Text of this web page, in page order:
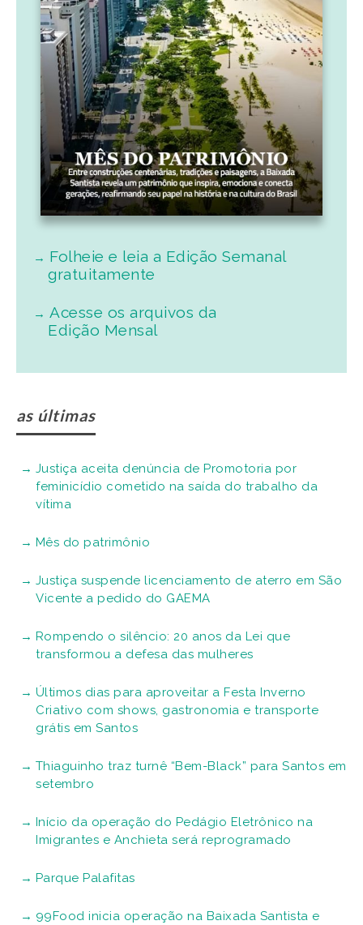
Folheie e leia a Edição Semanal
gratuitamente
Acesse os arquivos da
Edição Mensal
as últimas
Justiça aceita denúncia de Promotoria por
feminicídio cometido na saída do trabalho da
vítima
Mês do patrimônio
Justiça suspende licenciamento de aterro em São
Vicente a pedido do GAEMA
Rompendo o silêncio: 20 anos da Lei que
transformou a defesa das mulheres
Últimos dias para aproveitar a Festa Inverno
Criativo com shows, gastronomia e transporte
grátis em Santos
Thiaguinho traz turnê “Bem-Black” para Santos em
setembro
Início da operação do Pedágio Eletrônico na
Imigrantes e Anchieta será reprogramado
Parque Palafitas
99Food inicia operação na Baixada Santista e